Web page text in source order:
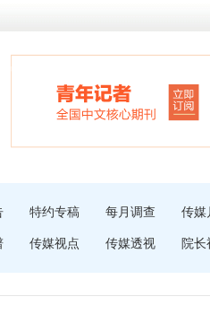
特约专稿 每月调查 传媒
传媒视点 传媒透视 院长